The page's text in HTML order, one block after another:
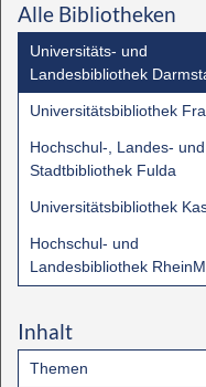
Alle Bibliotheken
Universitäts- und
Landesbibliothek
Universitätsbibliothek
Hochschul-, Landes- und
Stadtbibliothek Fulda
Universitätsbibliothek
Hochschul- und
Landesbibliothek
Inhalt
Themen